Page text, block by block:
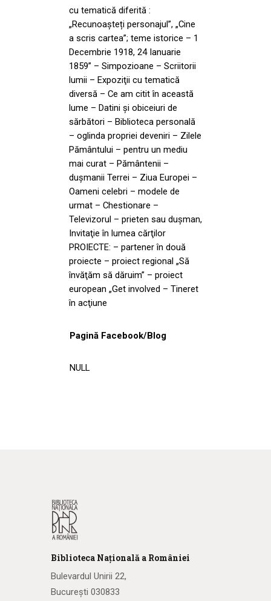
cu tematică diferită :
„Recunoașteți personajul”, „Cine
a scris cartea”; teme istorice – 1
Decembrie 1918, 24 Ianuarie
1859” – Simpozioane – Scriitorii
lumii – Expoziţii cu tematică
diversă – Ce am citit în această
lume – Datini şi obiceiuri de
sărbători – Biblioteca personală
– oglinda propriei deveniri – Zilele
Pământului – pentru un mediu
mai curat – Pământenii –
duşmanii Terrei – Ziua Europei –
Oameni celebri – modele de
urmat – Chestionare –
Televizorul – prieten sau duşman,
Invitaţie în lumea cărţilor
PROIECTE: – partener în două
proiecte – proiect regional „Să
învăţăm să dăruim” – proiect
european „Get involved – Tineret
în acţiune
Pagină Facebook/Blog
NULL
Biblioteca Națională a României
Bulevardul Unirii 22,
București 030833